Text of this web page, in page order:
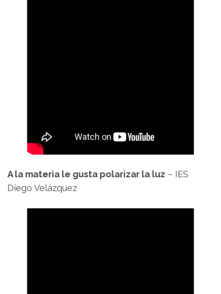
A la materia le gusta polarizar la luz – IES
Diego Velázquez